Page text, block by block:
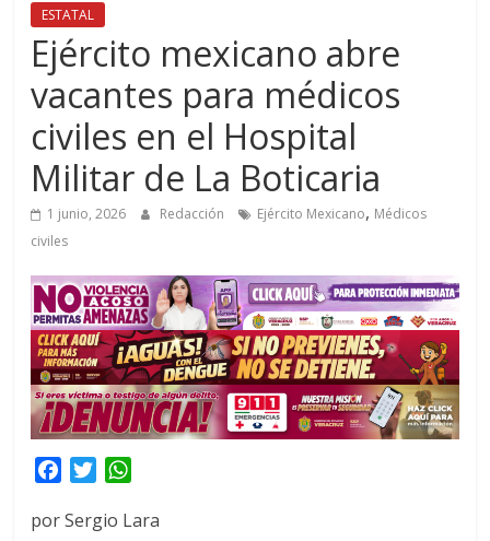
ESTATAL
Ejército mexicano abre
vacantes para médicos
civiles en el Hospital
Militar de La Boticaria
1 junio, 2026 Redacción Ejército Mexicano, Médicos
civiles
c
T
i
a
por Sergio Lara